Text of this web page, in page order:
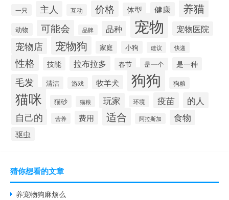
一只 主人 互动 价格 体型 健康 养猫
动物 可能会 品牌 品种 宠物 宠物医院
宠物店 宠物狗 家庭 小狗 建议 快递
性格 技能 拉布拉多 春节 是一个 是一种
毛发 清洁 游戏 牧羊犬 狗狗 狗粮
猫咪 猫砂 猫粮 玩家 环境 疫苗 的人
自己的 营养 费用 适合 阿拉斯加 食物
驱虫
猜你想看的文章
养宠物狗麻烦么